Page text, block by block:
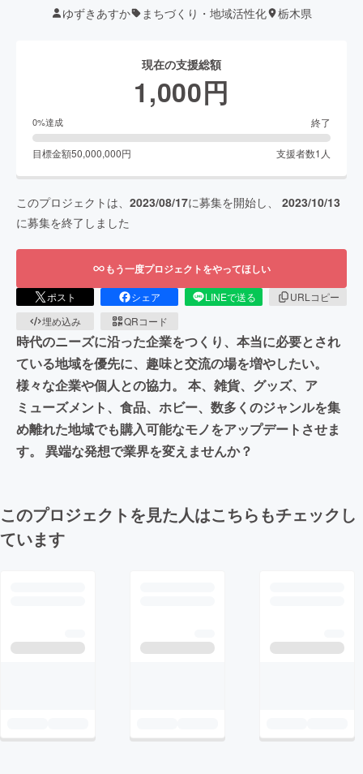
ゆずきあすか まちづくり・地域活性化 栃木県
現在の支援総額
1,000円
0%達成 終了
目標金額50,000,000円 支援者数1 人
このプロジェクトは、 2023/08/17に募集を開始し、 2023/10/13
に募集を終了しました
もう一度プロジェクトをやってほしい
ポスト シェア LINEで送る
URLコピー
埋め込み
QRコード
時代のニーズに沿った企業をつくり、本当に必要とされ
ている地域を優先に、趣味と交流の場を増やしたい。
様々な企業や個人との協力。 本、雑貨、グッズ、ア
ミューズメント、食品、ホビー、数多くのジャンルを集
め離れた地域でも購入可能なモノをアップデートさせま
す。 異端な発想で業界を変えませんか？
このプロジェクトを見た人はこちらもチェックし
ています